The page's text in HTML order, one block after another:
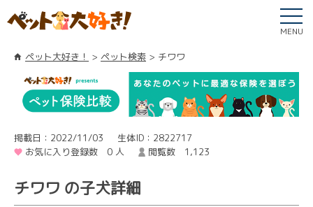
MENU
ペット大好き！ ペット検索 チワワ
掲載日：2022/11/03
生体ID：2822717
お気に入り登録数 0 人
閲覧数 1,123
チワワ の子犬詳細